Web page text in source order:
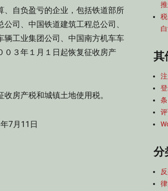
自负盈亏的企业，包括铁道部所
司、中国铁道建筑工程总公司、
辆工业集团公司、中国南方机车车
０３年１月１日起恢复征收房产
房产税和城镇土地使用税。
其
分